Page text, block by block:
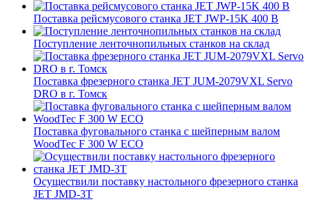
Поставка рейсмусового станка JET JWP-15K 400 В
Поступление ленточнопильных станков на склад
Поставка фрезерного станка JET JUM-2079VXL Servo
DRO в г. Томск
Поставка фуговального станка с шейперным валом
WoodTec F 300 W ECO
Осуществили поставку настольного фрезерного станка
JET JMD-3T